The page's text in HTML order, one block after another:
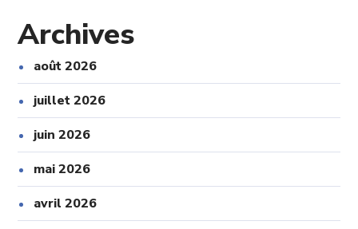
Archives
août 2026
juillet 2026
juin 2026
mai 2026
avril 2026